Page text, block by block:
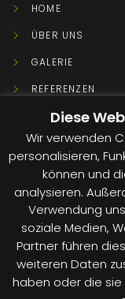
HOME
ÜBER UNS
GALERIE
REFERENZEN
FACEBOOK
YOUTUBE
KONTAKT
+49 170 - 6
info@power-
Diese
Wir verwenden
personalisieren,
können und
analysieren.
Verwendung
soziale Medien,
Partner führen
weiteren Daten
haben oder die sie